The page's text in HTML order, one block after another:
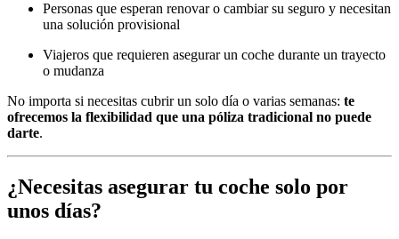
Personas que esperan renovar o cambiar su seguro y necesitan
una solución provisional
Viajeros que requieren asegurar un coche durante un trayecto
o mudanza
No importa si necesitas cubrir un solo día o varias semanas: te
ofrecemos la flexibilidad que una póliza tradicional no puede
darte.
¿Necesitas asegurar tu coche solo por
unos días?